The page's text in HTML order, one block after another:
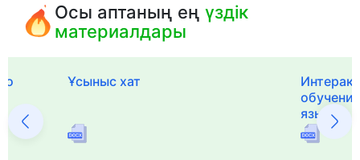
Осы аптаның еңүздік
материалдары
Ұсыныс хат
языка и